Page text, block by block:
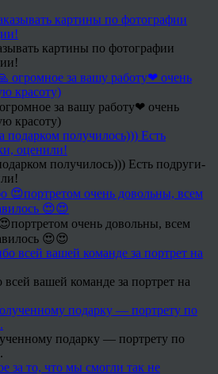
картины по фотографии
за вашу работу❤ очень
красоту)
получилось))) Есть подруги-
очень довольны, всем
😍😍
вашей команде за портрет на
подарку — портрету по